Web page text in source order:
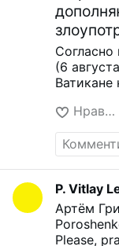
(6
Ватикане
два
членов
период
Хоста,
года.
Нравится
P. Vitlay
Артём
Please,